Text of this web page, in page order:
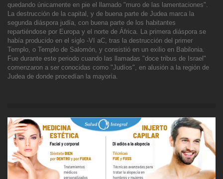
quedando únicamente en pie el llamado "muro de las lamentaciones".
La destrucción de la capital, y de buena parte de Judea marca la
segunda diáspora judía, con buena parte de los habitantes
repartiéndose por Europa y el norte de África. La primera diáspora se
había producido en el siglo -VI aC, tras la destrucción del primer
Templo, o Templo de Salomón, y consistió en un exilio en Babilonia.
Fue durante este periodo cuando las llamadas "doce tribus de Israel"
comenzaron a ser conocidas como "Judíos", en alusión a la región de
Judea de donde procedían la mayoría.